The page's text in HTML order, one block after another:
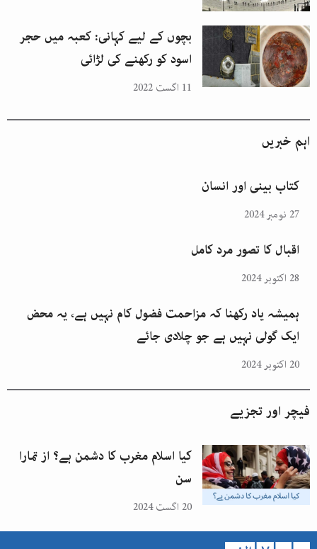
بچوں کے لیے کہانی: کعبہ میں حجر
اسود کو رکھنے کی لڑائی
11 اگست 2022
اہم خبریں
کتاب بینی اور انسان
27 نومبر 2024
اقبال کا تصور مرد کامل
28 اکتوبر 2024
ہمیشہ یاد رکھنا کہ مزاحمت فضول کام نہیں ہے، یہ محض
ایک گولی نہیں ہے جو چلادی جائے
20 اکتوبر 2024
فیچر اور تجزیے
کیا اسلام مغرب کا دشمن ہے؟ از تمارا
سن
20 اگست 2024